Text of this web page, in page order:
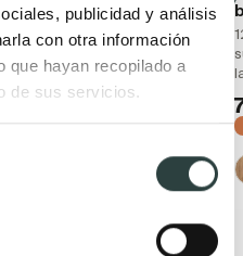
publicidad y análisis
con otra información
que hayan recopilado a
de sus servicios.
Salgar Attila
30x140x24 cm 1 puerta
232,00€297,66€